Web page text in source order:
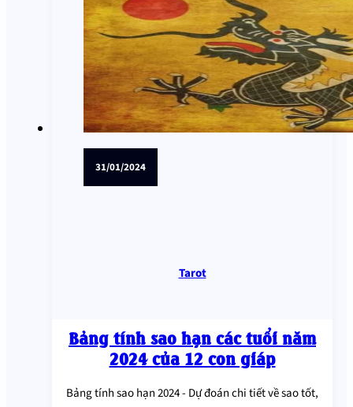
31/01/2024
Tarot
Bảng tính sao hạn các tuổi năm
2024 của 12 con giáp
Bảng tính sao hạn 2024 - Dự đoán chi tiết về sao tốt,